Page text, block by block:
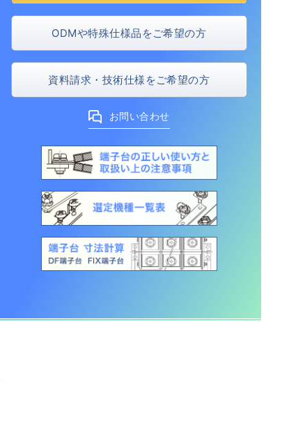
ODMや特殊仕様品をご希望の方
資料請求・技術仕様をご希望の方
お問い合わせ